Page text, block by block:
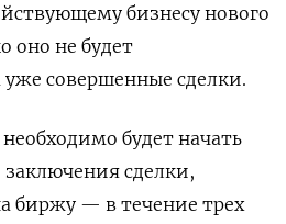
бизнесу нового
оно не будет
уже совершенные сделки.
будет начать
заключения сделки,
биржу — в течение трех